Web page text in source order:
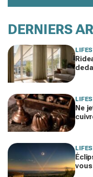
DERNIERS
Ne